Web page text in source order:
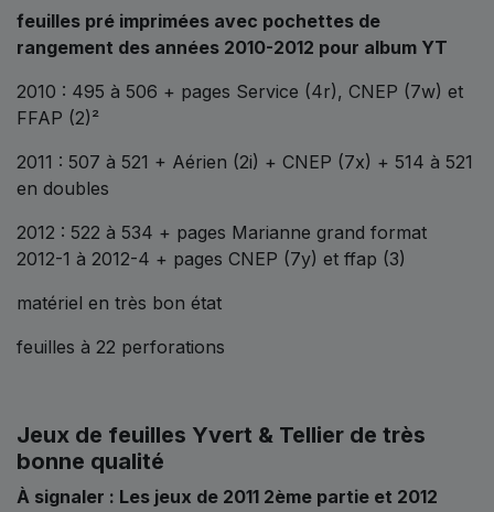
feuilles pré imprimées avec pochettes de
rangement des années 2010-2012 pour album YT
2010 : 495 à 506 + pages Service (4r), CNEP (7w) et
FFAP (2)²
2011 : 507 à 521 + Aérien (2i) + CNEP (7x) + 514 à 521
en doubles
2012 : 522 à 534 + pages Marianne grand format
2012-1 à 2012-4 + pages CNEP (7y) et ffap (3)
matériel en très bon état
feuilles à 22 perforations
Jeux de feuilles Yvert & Tellier de très
bonne qualité
À signaler : Les jeux de 2011 2ème partie et 2012